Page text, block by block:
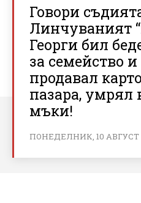
Говори
Линчуваният
Георги бил
за семейство и
продавал
пазара, умрял
мъки!
ПОНЕДЕЛНИК, 10 АВГУСТ